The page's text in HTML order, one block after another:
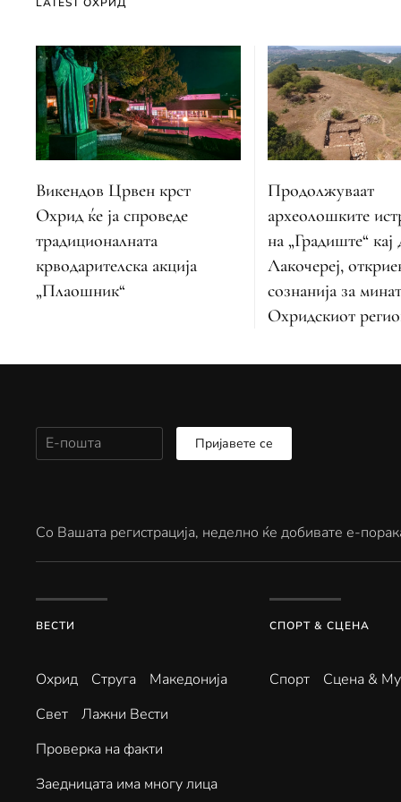
Викендов Црвен крст
Охрид ќе ја спроведе
традиционалната
крводарителска акција
„Плаошник“
Продолжуваат
археолошките
на „Градиште“
Лакочереј,
сознанија за
Охридскиот
Пријавете се
Со Вашата регистрација, неделно ќе добивате е-
ВЕСТИ
Охрид Струга
Македонија
Свет
Лажни Вести
Проверка на факти
Заедницата има многу лица
СПОРТ & СЦЕНА
Спорт Сцена &